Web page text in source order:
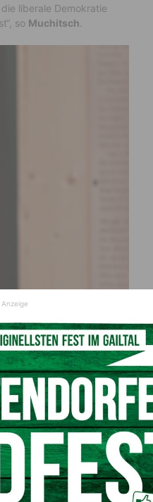
liberale Demokratie
so Muchitsch
Anzeige